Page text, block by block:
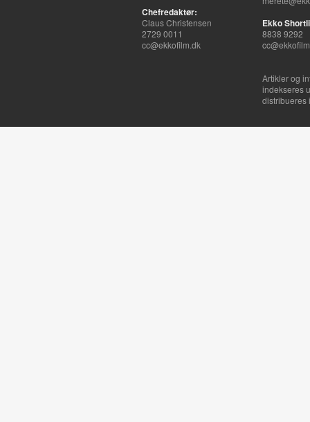
Chefredaktør:
Claus Christensen
2729 0011
cc@ekkofilm.dk
Ekko
8838 9292
Artikler og
indekseres
distribueres